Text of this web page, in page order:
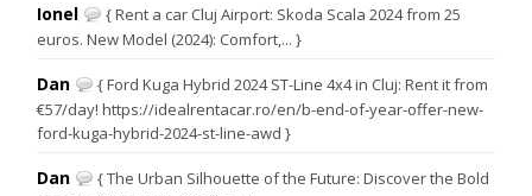
Ionel
{ Rent a car Cluj Airport: Skoda Scala 2024 from 25
euros. New Model (2024): Comfort,... }
Dan
{ Ford Kuga Hybrid 2024 ST-Line 4x4 in Cluj: Rent it from
€57/day! https://idealrentacar.ro/en/b-end-of-year-offer-new-
ford-kuga-hybrid-2024-st-line-awd }
Dan
{ The Urban Silhouette of the Future: Discover the Bold